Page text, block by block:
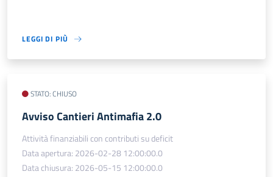
LEGGI DI PIÙ
STATO: CHIUSO
​Avviso Cantieri Antimafia 2.0
Attività finanziabili con contributi su deficit
Data apertura: 2026-02-28 12:00:00.0
Data chiusura: 2026-05-15 12:00:00.0